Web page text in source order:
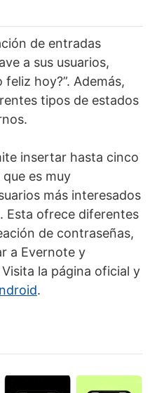
de entradas
a sus usuarios,
hoy?”. Además,
tipos de estados
insertar hasta cinco
es muy
más interesados
Esta ofrece diferentes
de contraseñas,
a Evernote y
la página oficial y
.